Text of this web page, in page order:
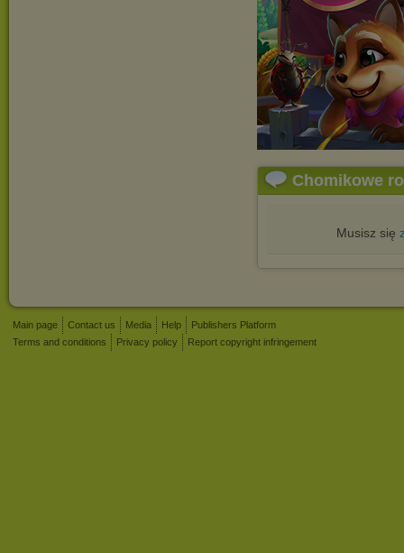
Chomikowe
Musisz się
Main page Contact us Media Help
Publishers Platform
Terms and conditions
Privacy policy Report copyright infringement